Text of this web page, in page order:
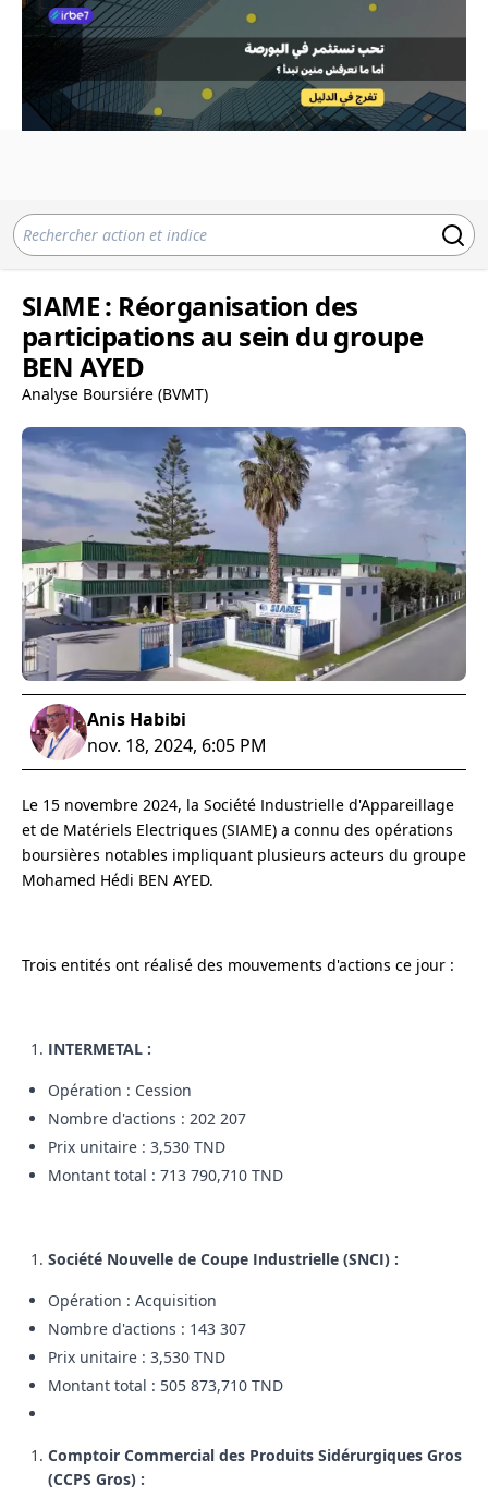
SIAME : Réorganisation des
participations au sein du groupe
BEN AYED
Analyse Boursiére (BVMT)
Anis Habibi
nov. 18, 2024, 6:05 PM
Le 15 novembre 2024, la Société Industrielle d'Appareillage
et de Matériels Electriques (SIAME) a connu des opérations
boursières notables impliquant plusieurs acteurs du groupe
Mohamed Hédi BEN AYED.
Trois entités ont réalisé des mouvements d'actions ce jour :
INTERMETAL :
Opération : Cession
Nombre d'actions : 202 207
Prix unitaire : 3,530 TND
Montant total : 713 790,710 TND
Société Nouvelle de Coupe Industrielle (SNCI) :
Opération : Acquisition
Nombre d'actions : 143 307
Prix unitaire : 3,530 TND
Montant total : 505 873,710 TND
Comptoir Commercial des Produits Sidérurgiques Gros
(CCPS Gros) :